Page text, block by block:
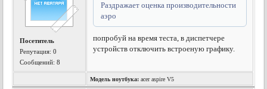
Посетитель
Репутация:0
Сообщений: 8
Раздражает оценка производительности
аэро
попробуй на время теста, в диспетчере
устройств отключить встроеную графику.
Модель ноутбука: acer aspire V5